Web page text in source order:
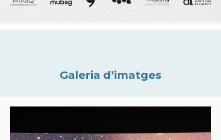
Galeria d’imatges